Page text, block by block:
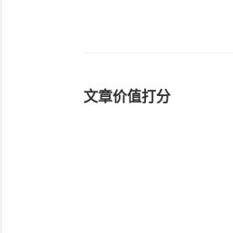
文章价值打分